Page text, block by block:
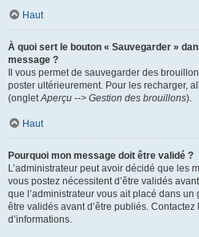
Haut
À quoi sert le bouton « Sauvegarder »
message ?
Il vous permet de sauvegarder des
poster ultérieurement. Pour les recharger,
(ongletAperçu --> Gestion des brouillons).
Haut
Pourquoi mon message doit être validé ?
L’administrateur peut avoir décidé que les
vous postez nécessitent d’être validés
que l’administrateur vous ait placé dans
être validés avant d’être publiés. Contactez
d’informations.